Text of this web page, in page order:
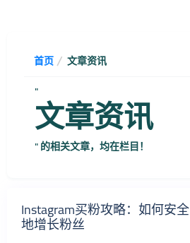
首页
文章资讯
"文章资讯
" 的相关文章，均在栏目！
Instagram买粉攻略：如何安全
地增长粉丝